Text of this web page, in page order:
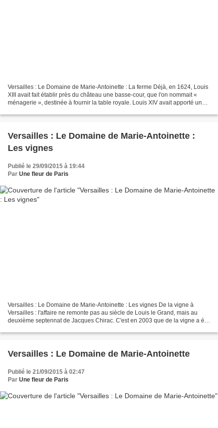
Versailles : Le Domaine de Marie-Antoinette : La ferme Déjà, en 1624, Louis
XIII avait fait établir près du château une basse-cour, que l'on nommait «
ménagerie », destinée à fournir la table royale. Louis XIV avait apporté une
Versailles : Le Domaine de Marie-Antoinette :
Les vignes
Publié le 29/09/2015 à 19:44
Par Une fleur de Paris
Versailles : Le Domaine de Marie-Antoinette : Les vignes De la vigne à
Versailles : l'affaire ne remonte pas au siècle de Louis le Grand, mais au
deuxième septennat de Jacques Chirac. C'est en 2003 que de la vigne a été
Versailles : Le Domaine de Marie-Antoinette
Publié le 21/09/2015 à 02:47
Par Une fleur de Paris